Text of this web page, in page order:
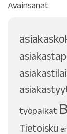
Avainsanat
työpaikat
Tietoisku